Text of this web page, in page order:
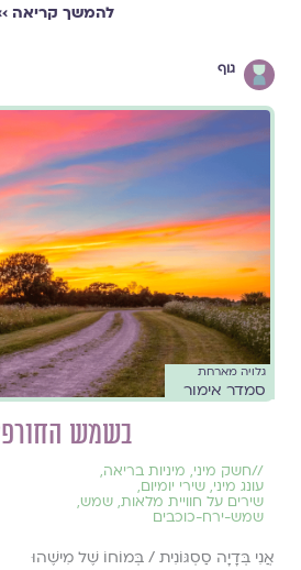
להמשך קריאה ››
גוף
גלויה מארחת
סמדר אימור
בשמש
//חשק מיני, מיניות בריאה,
עונג מיני, שירי יומיום,
שירים על חוויית מלאות, שמש,
שמש-ירח-כוכבים
אֲנִי בְּדָיָה סַסְגּוֹנִית / בְּמוֹחוֹ שֶׁל מִישֶׁהוּ